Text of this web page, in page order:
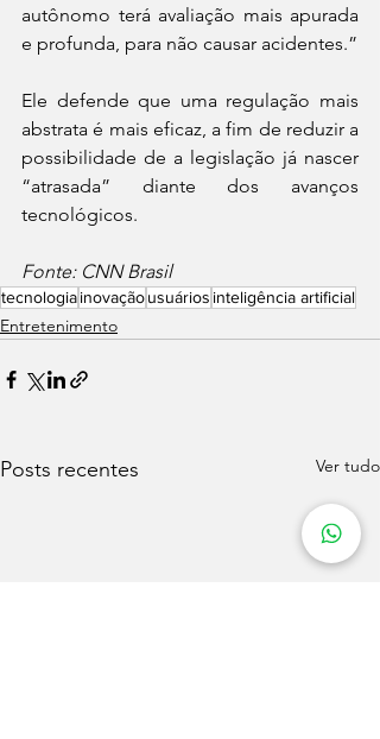
autônomo terá avaliação mais apurada
e profunda, para não causar acidentes.”
Ele defende que uma regulação mais
abstrata é mais eficaz, a fim de reduzir a
possibilidade de a legislação já nascer
“atrasada” diante dos avanços
tecnológicos.
Fonte: CNN Brasil
tecnologiainovaçãousuários inteligência artificial
Entretenimento
Posts recentes Ver tudo